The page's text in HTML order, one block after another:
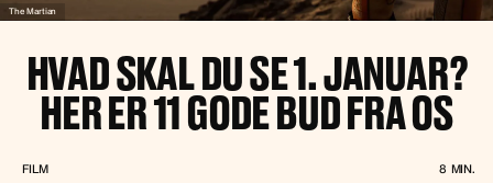
The Martian
HVAD SKAL DU SE 1. JANUAR?
HER ER 11 GODE BUD FRA OS
FILM 8 MIN.